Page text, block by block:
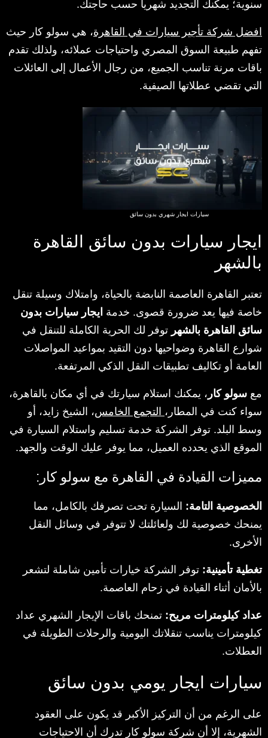
سنوية؛ يمكنك التجديد شهرياً حسب حاجتك.
افضل شركة تأجير سيارات في القاهرة، هي سولو كار حيث
تفهم طبيعة السوق المصري واحتياجات عملائه، ولذلك تقدم
باقات مرنة تناسب الجميع، من رجال الأعمال إلى العائلات
التي تقضي عطلاتها الصيفية.
سيارات ايجار شهري بدون سائق
ايجار سيارات بدون سائق القاهرة
بالشهر
تعتبر القاهرة العاصمة النابضة بالحياة، وامتلاك وسيلة تنقل
خاصة فيها يعد ضرورة قصوى. خدمة ايجار سيارات بدون
سائق القاهرة بالشهر توفر لك الحرية الكاملة للتنقل في
شوارع القاهرة وضواحيها دون التقيد بمواعيد المواصلات
العامة أو تكاليف تطبيقات النقل الذكي المرتفعة.
مع سولو كار ، يمكنك استلام سيارتك في أي مكان بالقاهرة،
سواء كنت في المطار، التجمع الخامس، الشيخ زايد، أو
وسط البلد. توفر الشركة خدمة تسليم واستلام السيارة في
الموقع الذي يحدده العميل، مما يوفر عليك الوقت والجهد.
مميزات القيادة في القاهرة مع سولو كار:
الخصوصية التامة: السيارة تحت تصرفك بالكامل، مما
يمنحك خصوصية لك ولعائلتك لا تتوفر في وسائل النقل
الأخرى.
تغطية تأمينية: توفر الشركة خيارات تأمين شاملة لتشعر
بالأمان أثناء القيادة في زحام العاصمة.
عداد كيلومترات مريح: تمنحك باقات الإيجار الشهري عداد
كيلومترات يناسب تنقلاتك اليومية والرحلات الطويلة في
العطلات.
سيارات ايجار يومي بدون سائق
على الرغم من أن التركيز الأكبر قد يكون على العقود
الشهرية، إلا أن شركة سولو كار تدرك أن الاحتياجات